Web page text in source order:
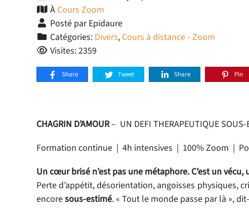
À Cours Zoom
Posté par Epidaure
Catégories: Divers, Cours à distance - Zoom
Visites: 2359
Share Tweet Share Pin
CHAGRIN D’AMOUR– UN DEFI THERAPEUTIQUE SOUS-
Formation continue | 4h intensives | 100% Zoom |
Un cœur brisé n’est pas une métaphore. C’est un vécu,
Perte d’appétit, désorientation, angoisses physiques,
encoresous-estimé. « Tout le monde passe par là »,